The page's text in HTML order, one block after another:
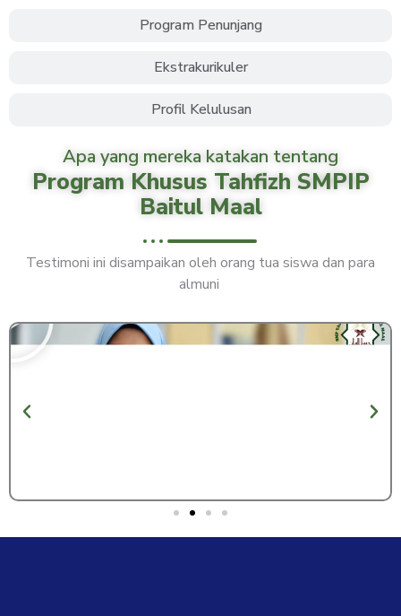
Program Penunjang
Ekstrakurikuler
Profil Kelulusan
Apa yang mereka katakan tentang
Program Khusus Tahfizh SMPIP
Baitul Maal
Testimoni ini disampaikan oleh orang tua siswa dan para
almuni